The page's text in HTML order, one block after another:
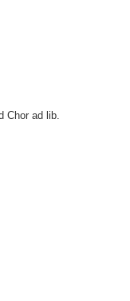
Chor ad lib.